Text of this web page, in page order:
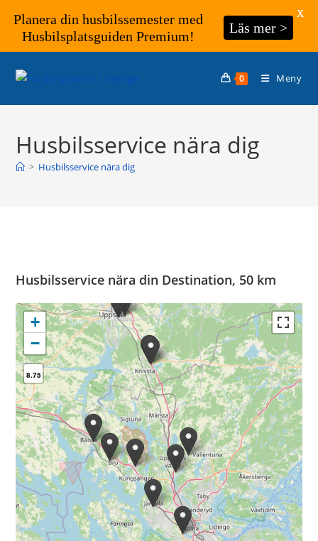
0 Meny
Husbilsservice nära dig
> Husbilsservice nära dig
Husbilsservice nära din Destination, 50 km
+
−
8.75
Planera din husbilssemester med
Husbilsplatsguiden Premium!
Läs mer >
X